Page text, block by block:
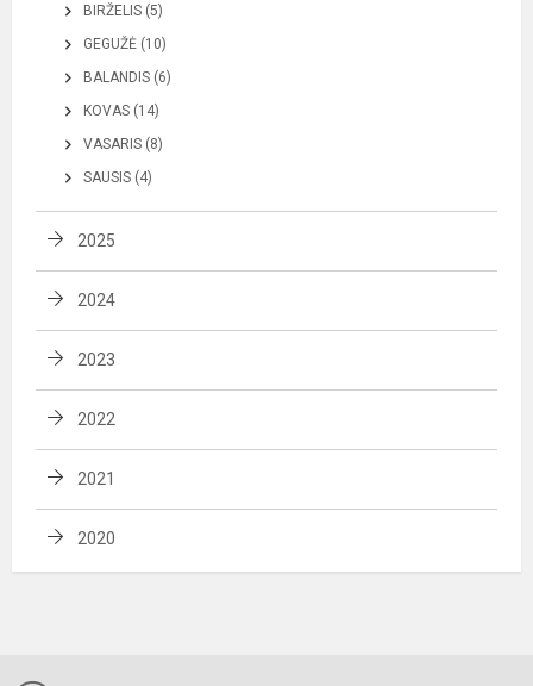
BIRŽELIS (5)
GEGUŽĖ (10)
BALANDIS (6)
KOVAS (14)
VASARIS (8)
SAUSIS (4)
2025
2024
2023
2022
2021
2020